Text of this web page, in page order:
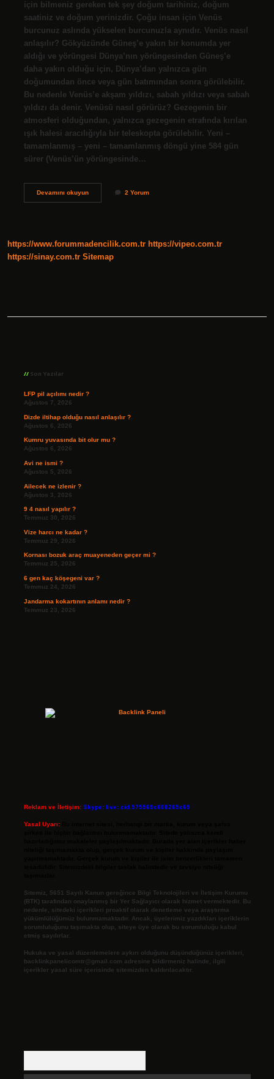
için bilmeniz gereken tek şey doğum tarihiniz, doğum
saatiniz ve doğum yerinizdir. Çoğu insan için Venüs
burcunuz aslında yükselen burcunuzla aynıdır. Venüs nasıl
anlaşılır? Gökyüzünde Güneş’e yakın bir konumda yer
aldığı ve yörüngesi Dünya’nın yörüngesinden Güneş’e
daha yakın olduğu için, Dünya’dan yalnızca gün
doğumundan önce veya gün batımından sonra görülebilir.
Bu nedenle Venüs’e akşam yıldızı, sabah yıldızı veya sabah
yıldızı da denir. Venüsü nasıl görürüz? Gezegenin bir
atmosferi olduğundan, yalnızca gezegenin etrafında kırılan
ışık halesi aracılığıyla bir teleskopta görülebilir. Yeni –
tamamlanmış – yeni – tamamlanmış döngü yine 584 gün
sürer (Venüs’ün yörüngesinde…
Devamını okuyunVenüs
2 Yorum
https://www.forummadencilik.com.tr https://vipeo.com.tr
https://sinay.com.tr Sitemap
Son Yazılar
LFP pil açılımı nedir ?
Ağustos 7, 2026
Dizde iltihap olduğu nasıl anlaşılır ?
Ağustos 6, 2026
Kumru yuvasında bit olur mu ?
Ağustos 6, 2026
Avi ne ismi ?
Ağustos 5, 2026
Ailecek ne izlenir ?
Ağustos 3, 2026
9 4 nasıl yapılır ?
Temmuz 30, 2026
Vize harcı ne kadar ?
Temmuz 29, 2026
Kornası bozuk araç muayeneden geçer mi ?
Temmuz 25, 2026
6 gen kaç köşegeni var ?
Temmuz 24, 2026
Jandarma kokartının anlamı nedir ?
Temmuz 23, 2026
Reklam ve İletişim: Skype: live:.cid.575569c608265c69
Yasal Uyarı:
Sitemiz, 5651 Sayılı Kanun gereğince Bilgi Teknolojileri ve İletişim Kurumu
(BTK) tarafından onaylanmış bir Yer Sağlayıcı olarak hizmet vermektedir. Bu
nedenle, sitedeki içerikleri proaktif olarak denetleme veya araştırma
yükümlülüğümüz bulunmamaktadır. Ancak, üyelerimiz yazdıkları içeriklerin
sorumluluğunu taşımakta olup, siteye üye olarak bu sorumluluğu kabul
etmiş sayılırlar.
Hukuka ve yasal düzenlemelere aykırı olduğunu düşündüğünüz içerikleri,
backlinkpanelicomtr@gmail.com adresine bildirmeniz halinde, ilgili
içerikler yasal süre içerisinde sitemizden kaldırılacaktır.